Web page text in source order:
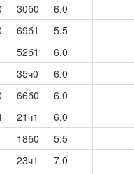
30б0 6.0
69б1 5.5
52б1 6.0
35ч0 6.0
66б0 6.0
21ч1 6.0
18б0 5.5
23ч1 7.0